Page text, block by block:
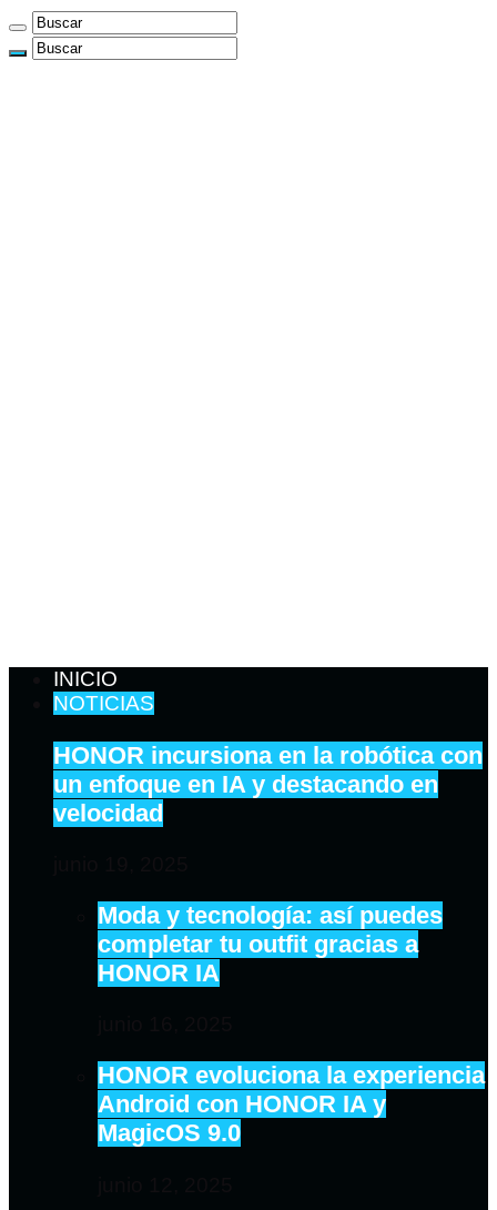
INICIO
NOTICIAS
HONOR incursiona en la robótica con
un enfoque en IA y destacando en
velocidad
Moda y tecnología: así puedes
completar tu outfit gracias a
HONOR IA
HONOR evoluciona la experiencia
Android con HONOR IA y
MagicOS 9.0